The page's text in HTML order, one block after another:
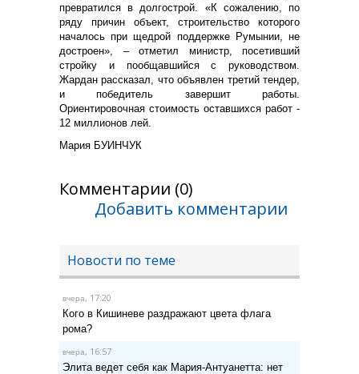
превратился в долгострой. «К сожалению, по
ряду причин объект, строительство которого
началось при щедрой поддержке Румынии, не
достроен», – отметил министр, посетивший
стройку и пообщавшийся с руководством.
Жардан рассказал, что объявлен третий тендер,
и победитель завершит работы.
Ориентировочная стоимость оставшихся работ -
12 миллионов лей.
Мария БУИНЧУК
Комментарии (0)
Добавить комментарии
Новости по теме
вчера, 17:20
Кого в Кишиневе раздражают цвета флага
рома?
вчера, 16:57
Элита ведет себя как Мария-Антуанетта: нет